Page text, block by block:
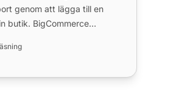
genom att lägga till en
butik. BigCommerce